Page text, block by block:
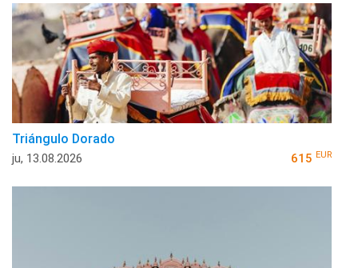
Triángulo Dorado
ju, 13.08.2026 615 EUR